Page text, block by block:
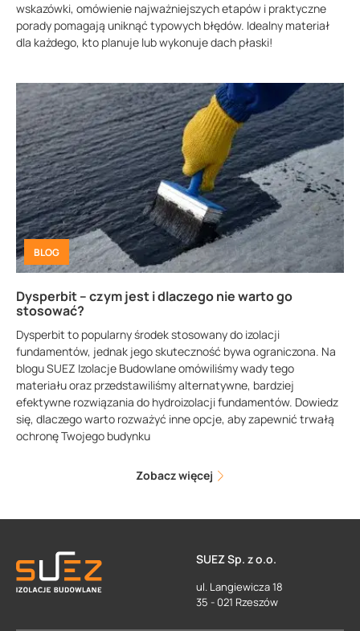
wskazówki, omówienie najważniejszych etapów i praktyczne
porady pomagają uniknąć typowych błędów. Idealny materiał
dla każdego, kto planuje lub wykonuje dach płaski!
BLOG
Dysperbit – czym jest i dlaczego nie warto go
stosować?
Dysperbit to popularny środek stosowany do izolacji
fundamentów, jednak jego skuteczność bywa ograniczona. Na
blogu SUEZ Izolacje Budowlane omówiliśmy wady tego
materiału oraz przedstawiliśmy alternatywne, bardziej
efektywne rozwiązania do hydroizolacji fundamentów. Dowiedz
się, dlaczego warto rozważyć inne opcje, aby zapewnić trwałą
ochronę Twojego budynku
Zobacz więcej
SUEZ Sp. z o.o.
ul. Langiewicza 18
35 - 021 Rzeszów